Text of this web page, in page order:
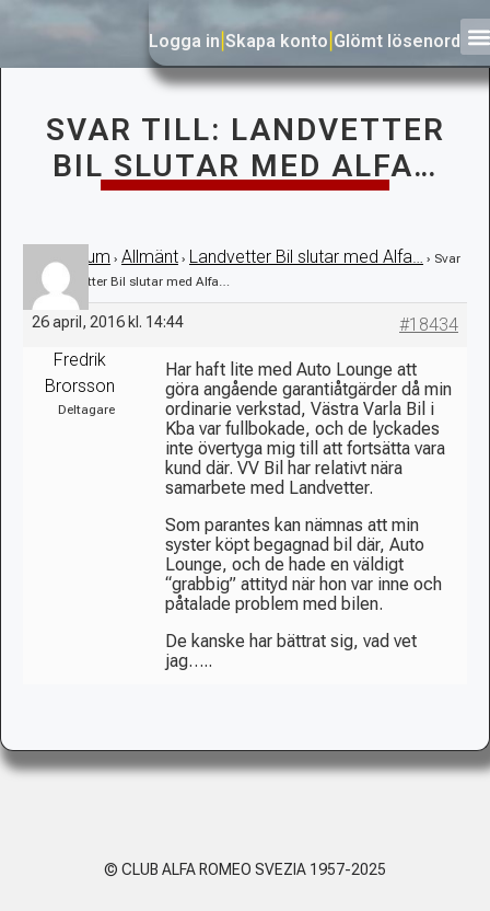
Logga in Skapa konto Glömt lösenord
SVAR TILL: LANDVETTER
BIL SLUTAR MED ALFA…
› Forum › Allmänt › Landvetter Bil slutar med Alfa… › Svar
till: Landvetter Bil slutar med Alfa…
26 april, 2016 kl. 14:44
#18434
Fredrik
Brorsson
Deltagare
Har haft lite med Auto Lounge att
göra angående garantiåtgärder då min
ordinarie verkstad, Västra Varla Bil i
Kba var fullbokade, och de lyckades
inte övertyga mig till att fortsätta vara
kund där. VV Bil har relativt nära
samarbete med Landvetter.
Som parantes kan nämnas att min
syster köpt begagnad bil där, Auto
Lounge, och de hade en väldigt
“grabbig” attityd när hon var inne och
påtalade problem med bilen.
De kanske har bättrat sig, vad vet
jag…..
© CLUB ALFA ROMEO SVEZIA 1957-2025